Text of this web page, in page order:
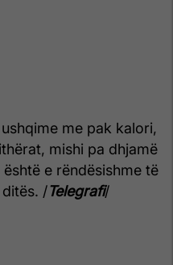
me pak kalori,
mishi pa dhjamë
e rëndësishme të
/Telegrafi/